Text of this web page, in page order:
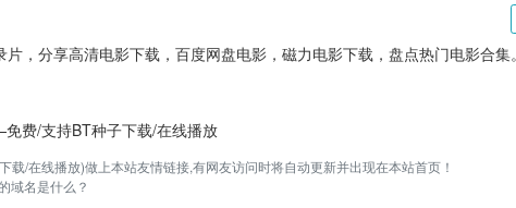
，分享高清电影下载，百度网盘电影，磁力电影下载，盘点热门电影合集。
免费/支持BT种子下载/在线播放
/在线播放)做上本站友情链接,有网友访问时将自动更新并出现在本站首页！
域名是什么？